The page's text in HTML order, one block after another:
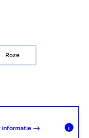
Roze
informatie -->
i